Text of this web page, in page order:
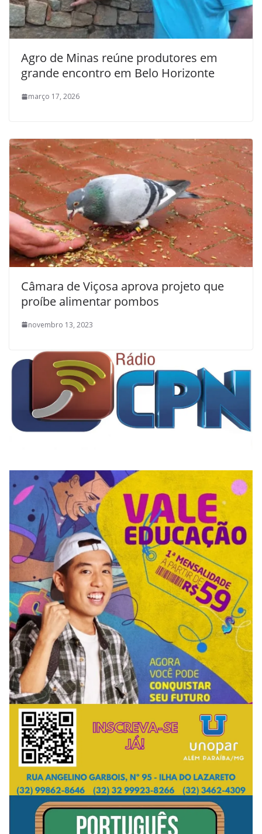
Agro de Minas reúne produtores em
grande encontro em Belo Horizonte
março 17, 2026
Câmara de Viçosa aprova projeto que
proíbe alimentar pombos
novembro 13, 2023